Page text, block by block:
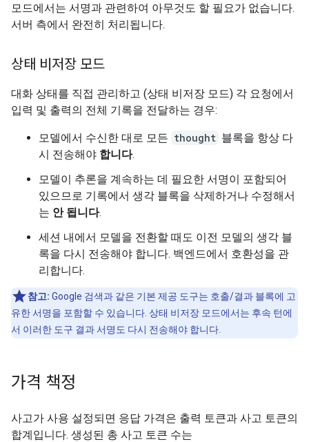
모드에서는 서명과 관련하여 아무것도 할 필요가 없습니다.
서버 측에서 완전히 처리됩니다.
상태 비저장 모드
대화 상태를 직접 관리하고 (상태 비저장 모드) 각 요청에서
입력 및 출력의 전체 기록을 전달하는 경우:
모델에서 수신한 대로 모든 thought 블록을 항상 다
시 전송해야 합니다.
모델이 추론을 계속하는 데 필요한 서명이 포함되어
있으므로 기록에서 생각 블록을 삭제하거나 수정해서
는 안 됩니다.
세션 내에서 모델을 전환할 때도 이전 모델의 생각 블
록을 다시 전송해야 합니다. 백엔드에서 호환성을 관
리합니다.
참고: Google 검색과 같은 기본 제공 도구는 호출/결과 블록에 고
유한 서명을 포함할 수 있습니다. 상태 비저장 모드에서는 후속 턴에
서 이러한 도구 결과 서명도 다시 전송해야 합니다.
가격 책정
사고가 사용 설정되면 응답 가격은 출력 토큰과 사고 토큰의
합계입니다. 생성된 총 사고 토큰 수는